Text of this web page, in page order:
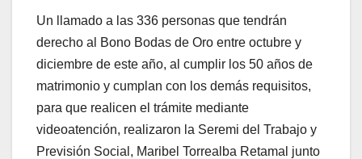
Un llamado a las 336 personas que tendrán
derecho al Bono Bodas de Oro entre octubre y
diciembre de este año, al cumplir los 50 años de
matrimonio y cumplan con los demás requisitos,
para que realicen el trámite mediante
videoatención, realizaron la Seremi del Trabajo y
Previsión Social, Maribel Torrealba Retamal junto